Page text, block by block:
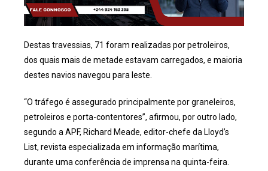
Destas travessias, 71 foram realizadas por petroleiros,
dos quais mais de metade estavam carregados, e maioria
destes navios navegou para leste.
“O tráfego é assegurado principalmente por graneleiros,
petroleiros e porta-contentores”, afirmou, por outro lado,
segundo a APF, Richard Meade, editor-chefe da Lloyd’s
List, revista especializada em informação marítima,
durante uma conferência de imprensa na quinta-feira.